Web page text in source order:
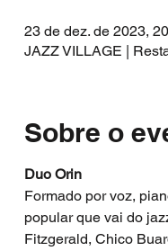
23 de dez. de 2023,
JAZZ VILLAGE |
Sobre o
Duo Orin
Formado por voz,
popular que vai do
Fitzgerald, Chico